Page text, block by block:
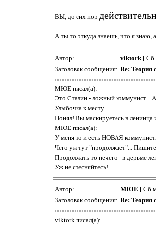
ВЫ, до сих пор
А ты то откуда знаешь, что я знаю,
Автор: viktork[ Сб
Заголовок сообщения: Re: Теория
МЮЕ писал(а):
Это Сталин - ложный коммунист...
Улыбочка к месту.
Понял! Вы маскируетесь в ленинца
МЮЕ писал(а):
У меня то и есть НОВАЯ
Чего уж тут "продолжает"...
Продолжать то нечего - в дерьме
Уж не стесняйтесь!
Автор: МЮЕ [ Сб
Заголовок сообщения: Re: Теория
viktork писал(а):